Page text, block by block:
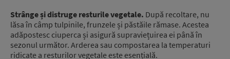
Strânge și distruge resturile vegetale. După recoltare, nu
lăsa în câmp tulpinile, frunzele și păstăile rămase. Acestea
adăpostesc ciuperca și asigură supraviețuirea ei până în
sezonul următor. Arderea sau compostarea la temperaturi
ridicate a resturilor vegetale este esențială.